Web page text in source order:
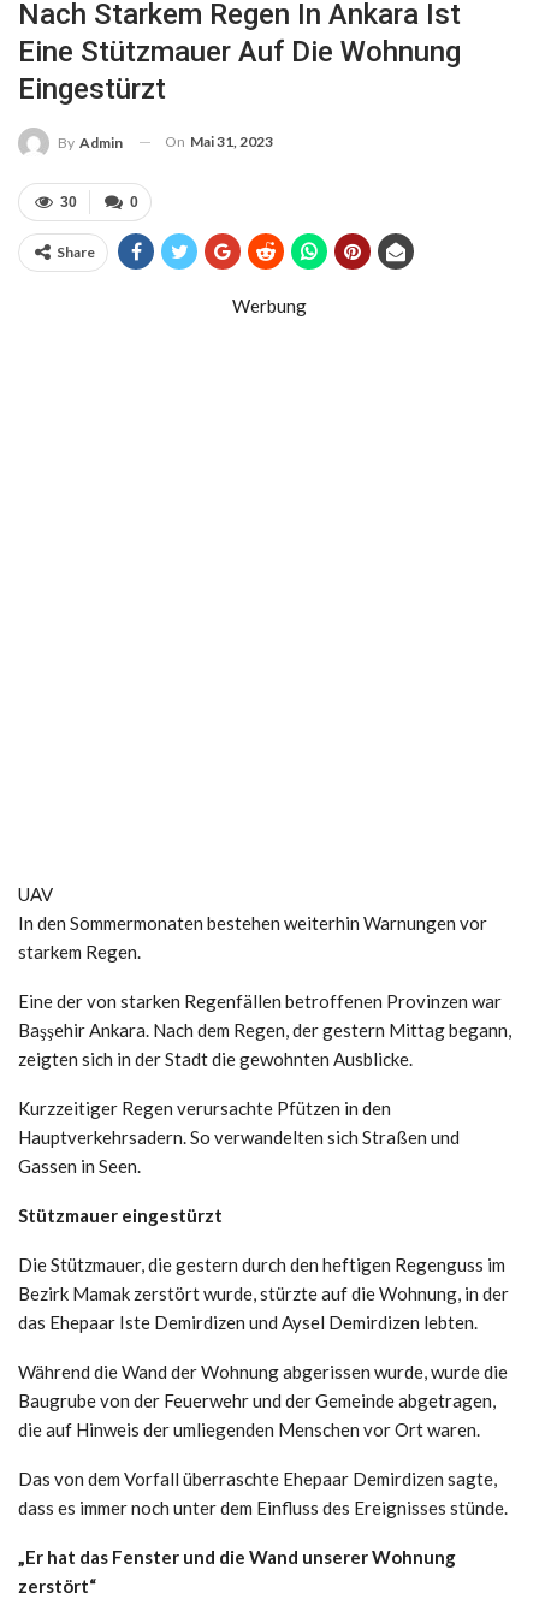
Nach Starkem Regen In Ankara Ist
Eine Stützmauer Auf Die Wohnung
Eingestürzt
By Admin On Mai 31, 2023
0
30
Share
Werbung
UAV
In den Sommermonaten bestehen weiterhin Warnungen vor
starkem Regen.
Eine der von starken Regenfällen betroffenen Provinzen war
Başşehir Ankara. Nach dem Regen, der gestern Mittag begann,
zeigten sich in der Stadt die gewohnten Ausblicke.
Kurzzeitiger Regen verursachte Pfützen in den
Hauptverkehrsadern. So verwandelten sich Straßen und
Gassen in Seen.
Stützmauer eingestürzt
Die Stützmauer, die gestern durch den heftigen Regenguss im
Bezirk Mamak zerstört wurde, stürzte auf die Wohnung, in der
das Ehepaar Iste Demirdizen und Aysel Demirdizen lebten.
Während die Wand der Wohnung abgerissen wurde, wurde die
Baugrube von der Feuerwehr und der Gemeinde abgetragen,
die auf Hinweis der umliegenden Menschen vor Ort waren.
Das von dem Vorfall überraschte Ehepaar Demirdizen sagte,
dass es immer noch unter dem Einfluss des Ereignisses stünde.
„Er hat das Fenster und die Wand unserer Wohnung
zerstört“